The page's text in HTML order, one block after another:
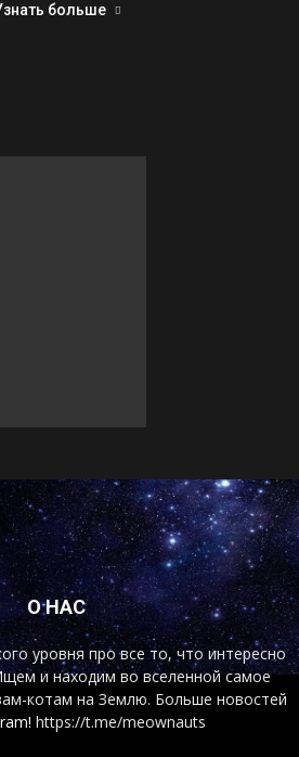
больше
О НАС
уровня про все то, что интересно
и находим во вселенной самое
котам на Землю. Больше новостей
https://t.me/meownauts